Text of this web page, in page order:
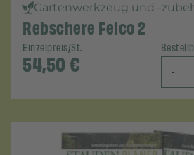
Gartenwerkzeug und -
Rebschere Felco 2
Einzelpreis/St.
54,50€ -